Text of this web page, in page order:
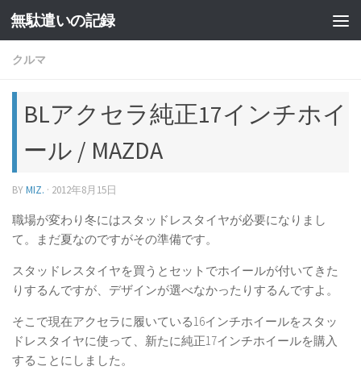
コンテンツへスキップ
無駄遣いの記録
クルマ
BLアクセラ純正17インチホイ
ール / MAZDA
BYMIZ. · 2012年8月15日
職場が変わり冬にはスタッドレスタイヤが必要になりまし
て。まだ夏なのですがその準備です。
スタッドレスタイヤを買うとセットでホイールが付いてきた
りするんですが、デザインが選べなかったりするんですよ。
そこで現在アクセラに履いている16インチホイールをスタッ
ドレスタイヤに使って、新たに純正17インチホイールを購入
することにしました。